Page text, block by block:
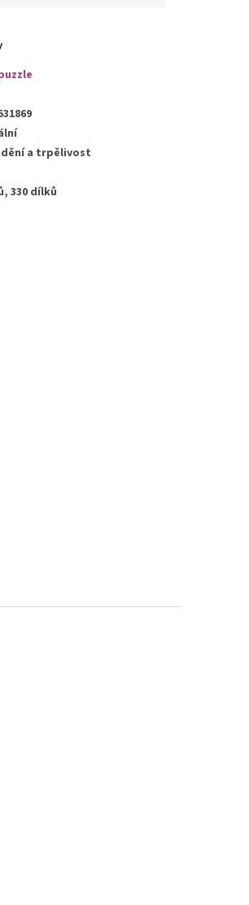
a trpělivost
330 dílků